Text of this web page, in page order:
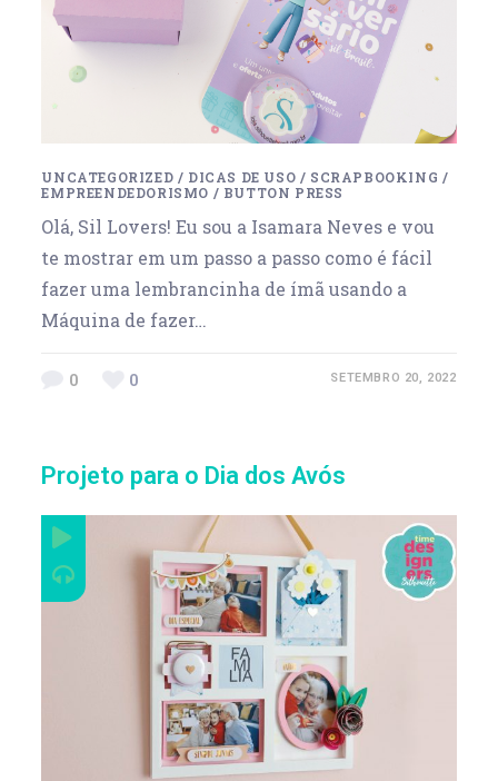
UNCATEGORIZED / DICAS DE USO / SCRAPBOOKING /
EMPREENDEDORISMO / BUTTON PRESS
Olá, Sil Lovers! Eu sou a Isamara Neves e vou
te mostrar em um passo a passo como é fácil
fazer uma lembrancinha de ímã usando a
Máquina de fazer…
0 0 SETEMBRO 20, 2022
Projeto para o Dia dos Avós